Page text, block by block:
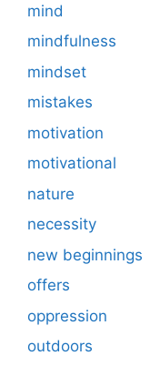
mind
mindfulness
mindset
mistakes
motivation
motivational
nature
necessity
new beginnings
offers
oppression
outdoors